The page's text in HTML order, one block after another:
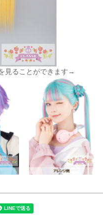
見ることができます→